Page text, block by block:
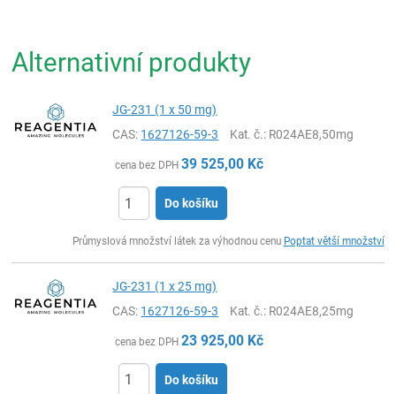
Alternativní produkty
JG-231 (1 x 50 mg)
CAS: 1627126-59-3 Kat. č.: R024AE8,50mg
cena bez DPH 39 525,00 Kč
Do košíku
Průmyslová množství látek za výhodnou cenu Poptat větší množství
JG-231 (1 x 25 mg)
CAS: 1627126-59-3 Kat. č.: R024AE8,25mg
cena bez DPH 23 925,00 Kč
Do košíku